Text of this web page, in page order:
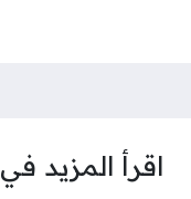
اقرأ المزيد في